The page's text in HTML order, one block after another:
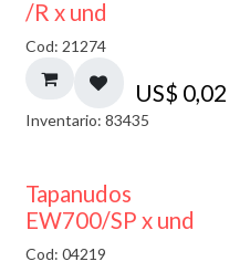
/R x und
Cod: 21274
US$ 0,02
Inventario: 83435
50% DESCUENTO
Tapanudos
EW700/SP x und
Cod: 04219